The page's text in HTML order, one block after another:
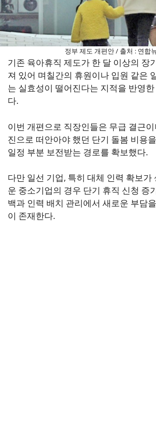
정부 제도 개편안 / 출처 : 연합
기존 육아휴직 제도가 한 달 이상의 장
져 있어 며칠간의 휴원이나 입원 같은
는 실효성이 떨어진다는 지적을 반영
다.
이번 개편으로 직장인들은 무급 결근
진으로 떠안아야 했던 단기 돌봄 비용
일정 부분 보전받는 경로를 확보했다.
다만 일선 기업, 특히 대체 인력 확보가
운 중소기업의 경우 단기 휴직 신청 증
백과 인력 배치 관리에서 새로운 부담
이 존재한다.